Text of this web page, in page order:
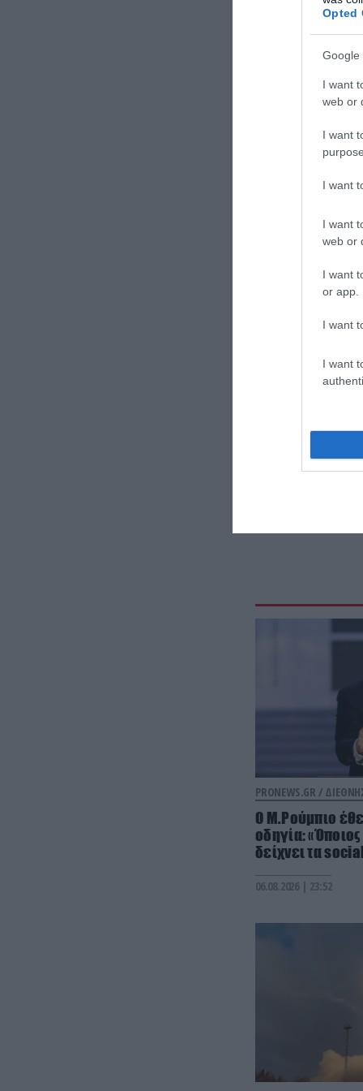
Opted
Google
I want
web or
I want
I want
I want
web or
I want
or app.
I want
I want
TAGS:
PRONEWS.GR /
Ο Μ.Ρούμπιο
οδηγία: «Όποιος
δείχνει τα
06.08.2026 | 23:52